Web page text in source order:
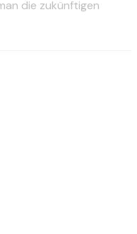
die zukünftigen